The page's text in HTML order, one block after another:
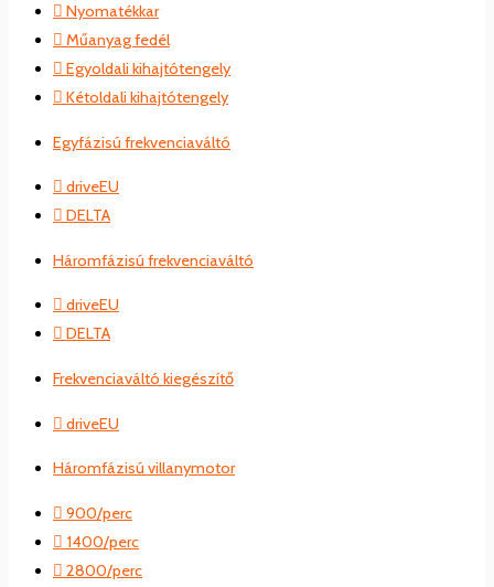
Nyomatékkar
Műanyag fedél
Egyoldali kihajtótengely
Kétoldali kihajtótengely
Egyfázisú frekvenciaváltó
driveEU
DELTA
Háromfázisú frekvenciaváltó
driveEU
DELTA
Frekvenciaváltó kiegészítő
driveEU
Háromfázisú villanymotor
900/perc
1400/perc
2800/perc